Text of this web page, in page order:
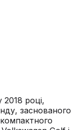
році,
заснованого